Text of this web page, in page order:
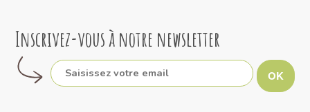
Inscrivez-vous à notre newsletter
OK